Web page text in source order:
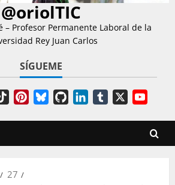
@oriolTIC
– Profesor Permanente Laboral de la
Rey Juan Carlos
SÍGUEME
TikTokPinterestBlueskyGitHubLinkedInTumblr
27